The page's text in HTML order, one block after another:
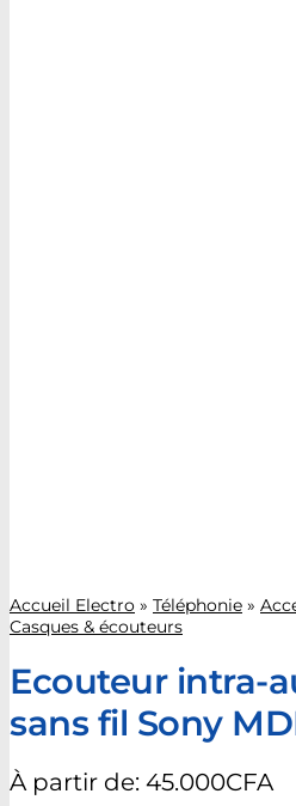
Accueil Electro » Téléphonie »
Casques & écouteurs
Ecouteur intra-
sans fil Sony
À partir de: 45.000CFA